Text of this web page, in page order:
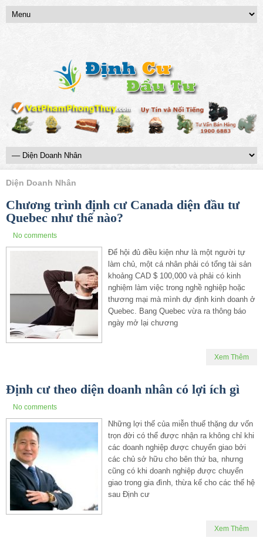
Diện Doanh Nhân
Chương trình định cư Canada diện đầu tư
Quebec như thế nào?
No comments
Để hội đủ điều kiện như là một người tự
làm chủ, một cá nhân phải có tổng tài sản
khoảng CAD $ 100,000 và phải có kinh
nghiệm làm việc trong nghề nghiệp hoặc
thương mại mà mình dự định kinh doanh ở
Quebec. Bang Quebec vừa ra thông báo
ngày mở lại chương
Xem Thêm
Định cư theo diện doanh nhân có lợi ích gì
No comments
Những lợi thế của miễn thuế thặng dư vốn
trọn đời có thể được nhận ra không chỉ khi
các doanh nghiệp được chuyển giao bởi
các chủ sở hữu cho bên thứ ba, nhưng
cũng có khi doanh nghiệp được chuyển
giao trong gia đình, thừa kế cho các thế hệ
sau Định cư
Xem Thêm